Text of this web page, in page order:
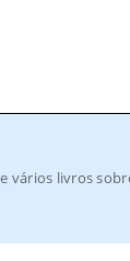
vários livros